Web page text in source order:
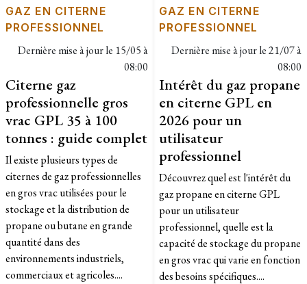
GAZ EN CITERNE
PROFESSIONNEL
Dernière mise à jour le 15/05 à
08:00
Citerne gaz
professionnelle gros
vrac GPL 35 à 100
tonnes : guide complet
Il existe plusieurs types de
citernes de gaz professionnelles
en gros vrac utilisées pour le
stockage et la distribution de
propane ou butane en grande
quantité dans des
environnements industriels,
commerciaux et agricoles....
GAZ EN CITERNE
PROFESSIONNEL
Dernière mise à jour le21/07 à
08:00
Intérêt du gaz propane
en citerne GPL en
2026 pour un
utilisateur
professionnel
Découvrez quel est l'intérêt du
gaz propane en citerne GPL
pour un utilisateur
professionnel, quelle est la
capacité de stockage du propane
en gros vrac qui varie en fonction
des besoins spécifiques....